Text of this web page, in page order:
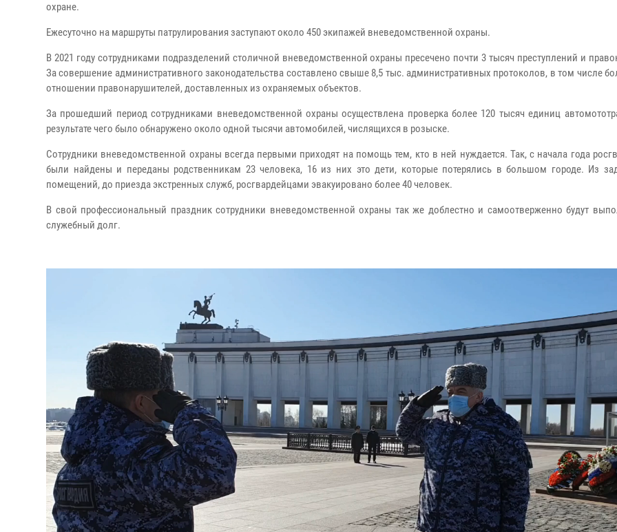
охране.
Ежесуточно на маршруты патрулирования заступают около 450 экипажей вневедомственной охраны.
В 2021 году сотрудниками подразделений столичной вневедомственной охраны пресечено почти 3 тысяч преступлений и
За совершение административного законодательства составлено свыше 8,5 тыс. административных протоколов, в том числе
отношении правонарушителей, доставленных из охраняемых объектов.
За прошедший период сотрудниками вневедомственной охраны осуществлена проверка более 120 тысяч единиц
результате чего было обнаружено около одной тысячи автомобилей, числящихся в розыске.
Сотрудники вневедомственной охраны всегда первыми приходят на помощь тем, кто в ней нуждается. Так, с начала года
были найдены и переданы родственникам 23 человека, 16 из них это дети, которые потерялись в большом городе. Из
помещений, до приезда экстренных служб, росгвардейцами эвакуировано более 40 человек.
В свой профессиональный праздник сотрудники вневедомственной охраны так же доблестно и самоотверженно будут
служебный долг.